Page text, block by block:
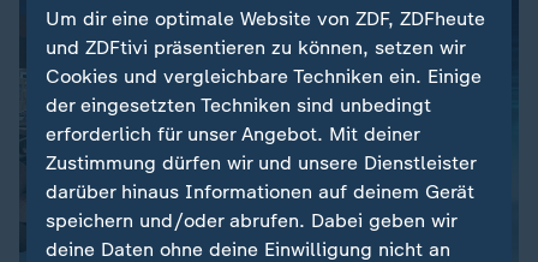
Um dir eine optimale Website von ZDF, ZDFheute
und ZDFtivi präsentieren zu können, setzen wir
Cookies und vergleichbare Techniken ein. Einige
der eingesetzten Techniken sind unbedingt
erforderlich für unser Angebot. Mit deiner
Zustimmung dürfen wir und unsere Dienstleister
darüber hinaus Informationen auf deinem Gerät
speichern und/oder abrufen. Dabei geben wir
deine Daten ohne deine Einwilligung nicht an